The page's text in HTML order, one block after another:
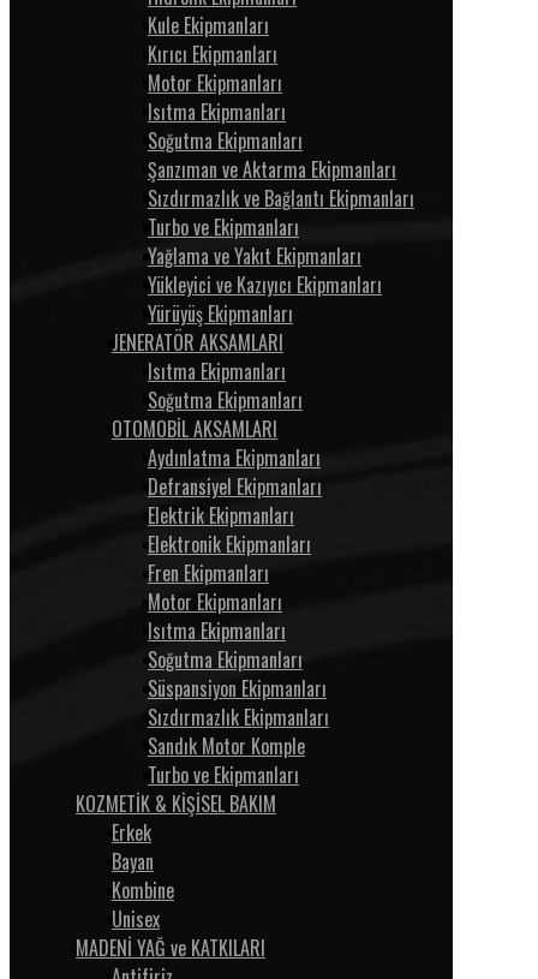
Kule Ekipmanları
Kırıcı Ekipmanları
Motor Ekipmanları
Isıtma Ekipmanları
Soğutma Ekipmanları
Şanzıman ve Aktarma Ekipmanları
Sızdırmazlık ve Bağlantı Ekipmanları
Turbo ve Ekipmanları
Yağlama ve Yakıt Ekipmanları
Yükleyici ve Kazıyıcı Ekipmanları
Yürüyüş Ekipmanları
JENERATÖR AKSAMLARI
Isıtma Ekipmanları
Soğutma Ekipmanları
OTOMOBİL AKSAMLARI
Aydınlatma Ekipmanları
Defransiyel Ekipmanları
Elektrik Ekipmanları
Elektronik Ekipmanları
Fren Ekipmanları
Motor Ekipmanları
Isıtma Ekipmanları
Soğutma Ekipmanları
Süspansiyon Ekipmanları
Sızdırmazlık Ekipmanları
Sandık Motor Komple
Turbo ve Ekipmanları
KOZMETİK & KİŞİSEL BAKIM
Erkek
Bayan
Kombine
Unisex
MADENİ YAĞ ve KATKILARI